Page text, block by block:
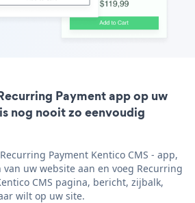
Payment app op uw
nog nooit zo eenvoudig
Payment Kentico CMS - app,
uw website aan en voeg Recurring
CMS pagina, bericht, zijbalk,
wilt op uw site.